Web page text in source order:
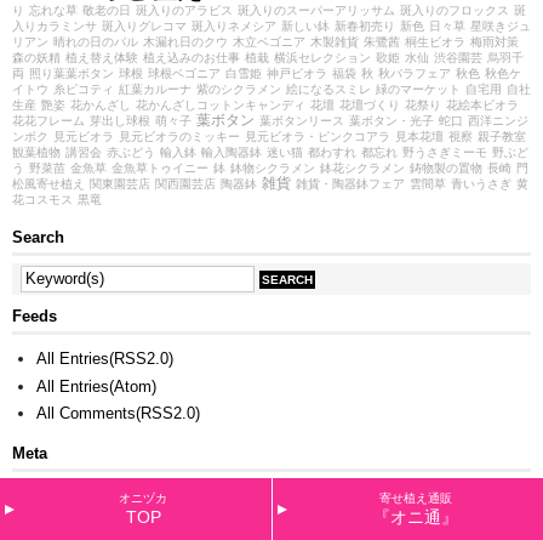
り 忘れな草 敬老の日 斑入りのアラビス 斑入りのスーパーアリッサム 斑入りのフロックス 斑
入りカラミンサ 斑入りグレコマ 斑入りネメシア 新しい鉢 新春初売り 新色 日々草 星咲きジュ
リアン 晴れの日のパル 木漏れ日のクウ 木立ベゴニア 木製雑貨 朱鷺茜 桐生ビオラ 梅雨対策
森の妖精 植え替え体験 植え込みのお仕事 植栽 横浜セレクション 歌姫 水仙 渋谷園芸 烏羽千
両 照り葉葉ボタン 球根 球根ベゴニア 白雪姫 神戸ビオラ 福袋 秋 秋バラフェア 秋色 秋色ケ
イトウ 糸ピコティ 紅葉カルーナ 紫のシクラメン 絵になるスミレ 緑のマーケット 自宅用
自社
生産 艶姿 花かんざし 花かんざしコットンキャンディ 花壇 花壇づくり 花祭り 花絵本ビオラ
花花フレーム 芽出し球根 萌々子 葉ボタン 葉ボタンリース 葉ボタン・光子 蛇口 西洋ニンジ
ンボク
見元ビオラ 見元ビオラのミッキー 見元ビオラ・ピンクコアラ 見本花壇 視察 親子教室
観葉植物 講習会 赤ぶどう 輸入鉢 輸入陶器鉢 迷い猫 都わすれ 都忘れ 野うさぎミーモ 野ぶど
う
野菜苗 金魚草 金魚草トゥイニー 鉢 鉢物シクラメン 鉢花シクラメン 鋳物製の置物 長崎
門
松風寄せ植え
関東園芸店 関西園芸店 陶器鉢 雑貨 雑貨・陶器鉢フェア 雲間草 青いうさぎ 黄
花コスモス 黒竜
Search
Feeds
All Entries(RSS2.0)
All Entries(Atom)
All Comments(RSS2.0)
Meta
XHTMLオニヅカ
TOP
寄せ植え通販
『オニ通』